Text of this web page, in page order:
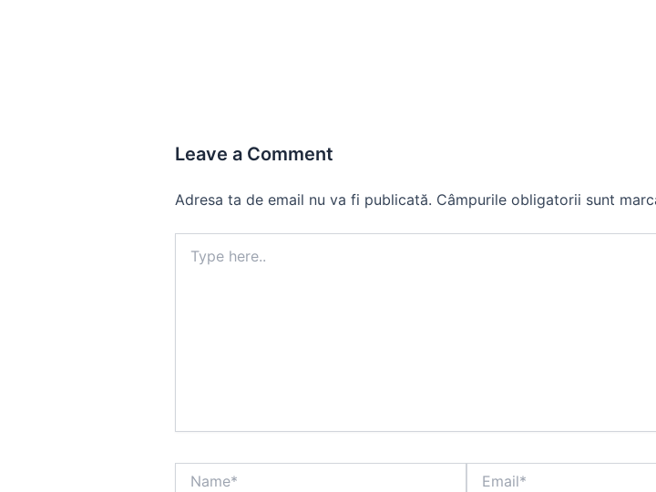
Leave a Comment
Adresa ta de email nu va fi publicată. Câmpurile obligatorii sunt
here..